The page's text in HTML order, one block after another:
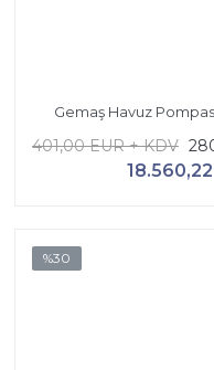
Gemaş Havuz
401,00 EUR + KDV
%30